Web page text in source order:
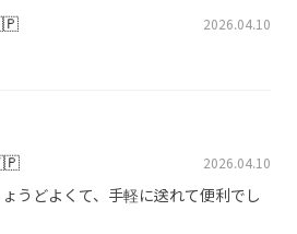
2026.04.10
2026.04.10
うどよくて、手軽に送れて便利でし